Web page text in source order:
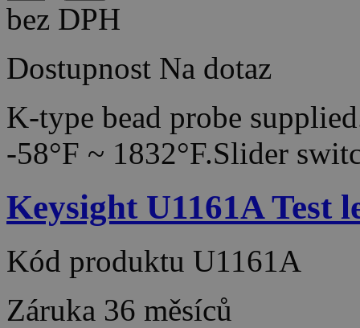
bez DPH
Dostupnost Na dotaz
K-type bead probe
-58°F ~ 1832°F.Slider
Keysight U1161A Test
Kód produktu U1161A
Záruka 36 měsíců